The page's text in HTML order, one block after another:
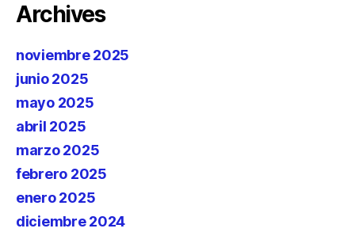
Archives
noviembre 2025
junio 2025
mayo 2025
abril 2025
marzo 2025
febrero 2025
enero 2025
diciembre 2024